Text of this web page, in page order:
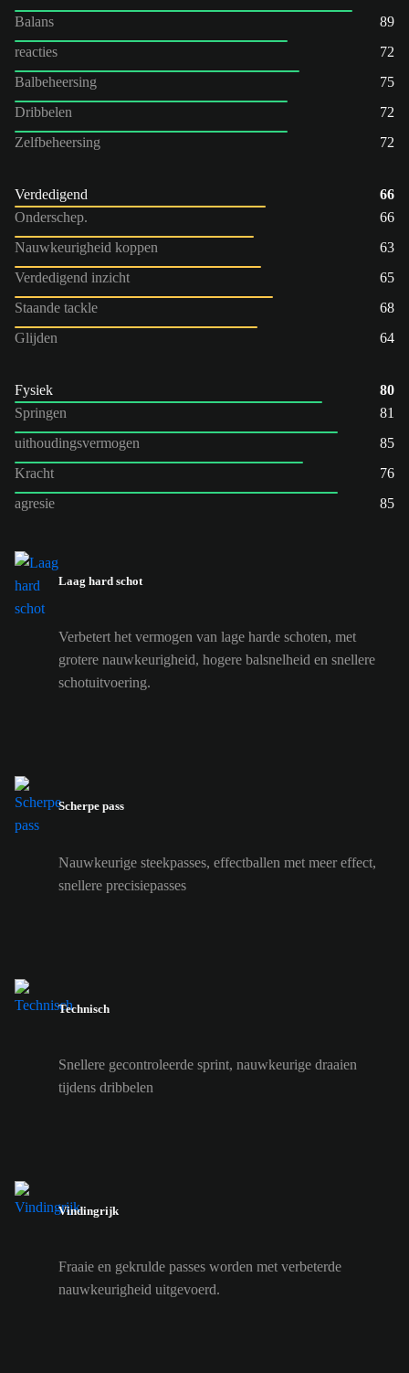
Balans
89
reacties
72
Balbeheersing
75
Dribbelen
72
Zelfbeheersing
72
Verdedigend
66
Onderschep.
66
Nauwkeurigheid koppen
63
Verdedigend inzicht
65
Staande tackle
68
Glijden
64
Fysiek
80
Springen
81
uithoudingsvermogen
85
Kracht
76
agresie
85
Laag hard schot
Verbetert het vermogen van lage harde schoten, met
grotere nauwkeurigheid, hogere balsnelheid en snellere
schotuitvoering.
Scherpe pass
Nauwkeurige steekpasses, effectballen met meer effect,
snellere precisiepasses
Technisch
Snellere gecontroleerde sprint, nauwkeurige draaien
tijdens dribbelen
Vindingrijk
Fraaie en gekrulde passes worden met verbeterde
nauwkeurigheid uitgevoerd.